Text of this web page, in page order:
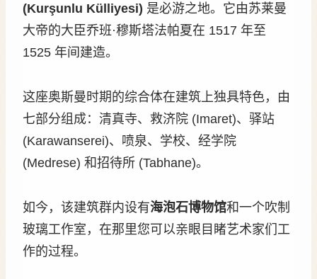
(Kurşunlu Külliyesi) 是必游之地。它由苏莱曼
大帝的大臣乔班·穆斯塔法帕夏在 1517 年至
1525 年间建造。
这座奥斯曼时期的综合体在建筑上独具特色，由
七部分组成：清真寺、救济院 (Imaret)、驿站
(Karawanserei)、喷泉、学校、经学院
(Medrese) 和招待所 (Tabhane)。
如今，该建筑群内设有海泡石博物馆和一个吹制
玻璃工作室，在那里您可以亲眼目睹艺术家们工
作的过程。